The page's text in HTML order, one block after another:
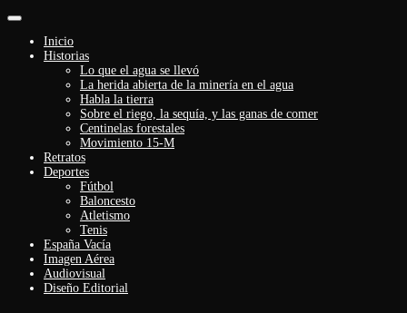
Alternar
navegación
Inicio
Historias
Lo que el agua se llevó
La herida abierta de la minería en el agua
Habla la tierra
Sobre el riego, la sequía, y las ganas de comer
Centinelas forestales
Movimiento 15-M
Retratos
Deportes
Fútbol
Baloncesto
Atletismo
Tenis
España Vacía
Imagen Aérea
Audiovisual
Diseño Editorial